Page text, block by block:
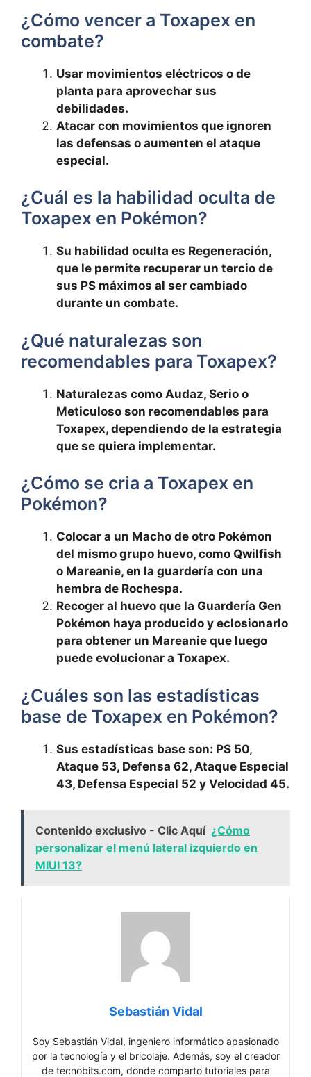
¿Cómo vencer a Toxapex en
combate?
Usar movimientos eléctricos o de
planta para aprovechar sus
debilidades.
Atacar con movimientos que ignoren
las defensas o aumenten el ataque
especial.
¿Cuál es la habilidad oculta de
Toxapex en Pokémon?
Su habilidad oculta es Regeneración,
que le permite recuperar un tercio de
sus PS máximos al ser cambiado
durante un combate.
¿Qué naturalezas son
recomendables para Toxapex?
Naturalezas como Audaz, Serio o
Meticuloso son recomendables para
Toxapex, dependiendo de la estrategia
que se quiera implementar.
¿Cómo se cria a Toxapex en
Pokémon?
Colocar a un Macho de otro Pokémon
del mismo grupo huevo, como Qwilfish
o Mareanie, en la guardería con una
hembra de Rochespa.
Recoger al huevo que la Guardería Gen
Pokémon haya producido y eclosionarlo
para obtener un Mareanie que luego
puede evolucionar a Toxapex.
¿Cuáles son las estadísticas
base de Toxapex en Pokémon?
Sus estadísticas base son: PS 50,
Ataque 53, Defensa 62, Ataque Especial
43, Defensa Especial 52 y Velocidad 45.
Contenido exclusivo - Clic Aquí ¿Cómo
personalizar el menú lateral izquierdo en
MIUI 13?
Sebastián Vidal
Soy Sebastián Vidal, ingeniero informático apasionado
por la tecnología y el bricolaje. Además, soy el creador
de tecnobits.com, donde comparto tutoriales para